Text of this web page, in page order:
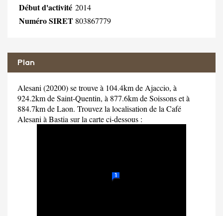
Début d'activité 2014
Numéro SIRET 803867779
Plan
Alesani (20200) se trouve à 104.4km de Ajaccio, à
924.2km de Saint-Quentin, à 877.6km de Soissons et à
884.7km de Laon. Trouvez la localisation de la Café
Alesani à Bastia sur la carte ci-dessous :